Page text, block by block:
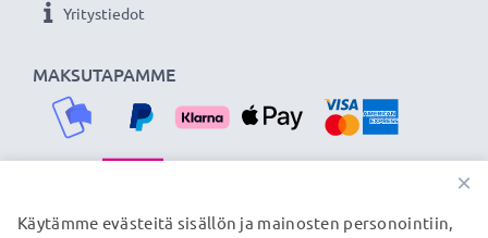
MAKSUTAPAMME
Yritystiedot
TOIMITUSKUMPPANIMME
×
Käytämme evästeitä sisällön ja mainosten personointiin,